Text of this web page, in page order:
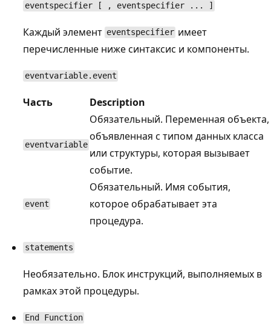
eventspecifier [ , eventspecifier ... ]
Каждый элемент eventspecifier имеет
перечисленные ниже синтаксис и компоненты.
eventvariable.event
Часть Description
eventvariable
Обязательный. Переменная объекта,
объявленная с типом данных класса
или структуры, которая вызывает
событие.
event
Обязательный. Имя события,
которое обрабатывает эта
процедура.
statements
Необязательно. Блок инструкций, выполняемых в
рамках этой процедуры.
End Function